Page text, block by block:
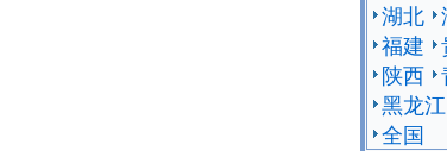
湖北
福建
陕西
黑龙江
全国